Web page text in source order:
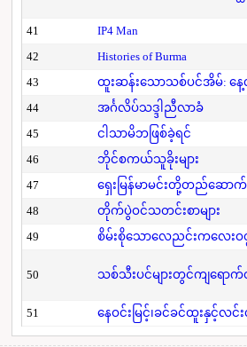
41 IP4 Man
42
Histories of Burma
43
ထူးဆန်းသောသစ်ပင်အိမ်: နေ့
44
အင်္ဂလိပ်သဒ္ဒါညီလာခံ
45
ငါသာမိဘဖြစ်ခဲ့ရင်
46
ဘိုင်စကယ်သူခိုးများ
47
ရှေးမြန်မာမင်းတို့တည်ဆောက်
48
တိုက်ပွဲဝင်သတင်းစာများ
49
စိမ်းစိုသောလေညင်းကလေးဝတ္
50 သစ်သီးပင်များတွင်ကျရောက်
51 နေဝင်းမြင့်၊ခင်ခင်ထူးနှင့်လင်